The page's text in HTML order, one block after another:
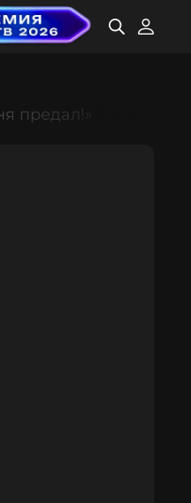
предал!»